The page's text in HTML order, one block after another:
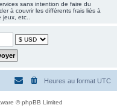
sans intention de faire du
à couvrir les différents frais liés à
etc..
Heures au format UTC
© phpBB Limited